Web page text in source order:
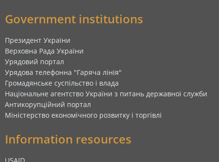
Government institutions
Президент України
Верховна Рада України
Урядовий портал
Урядова телефонна "Гаряча лінія"
Громадянське суспільство і влада
Національне агентство України з питань державної служби
Антикорупційний портал
Міністерство економічного розвитку і торгівлі
Information resources